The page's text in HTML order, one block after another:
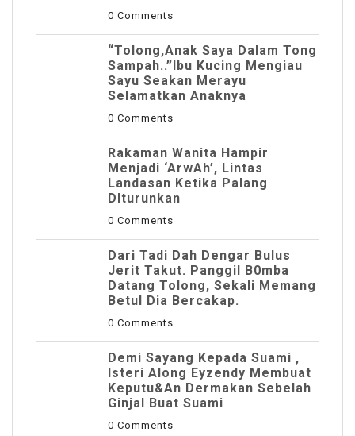
0 Comments
“Tolong,Anak Saya Dalam Tong
Sampah..”Ibu Kucing Mengiau
Sayu Seakan Merayu
Selamatkan Anaknya
0 Comments
Rakaman Wanita Hampir
Menjadi ‘ArwAh’, Lintas
Landasan Ketika Palang
DIturunkan
0 Comments
Dari Tadi Dah Dengar Bulus
Jerit Takut. Panggil B0mba
Datang Tolong, Sekali Memang
Betul Dia Bercakap.
0 Comments
Demi Sayang Kepada Suami ,
Isteri Along Eyzendy Membuat
Keputu&an Dermakan Sebelah
Ginjal Buat Suami
0 Comments